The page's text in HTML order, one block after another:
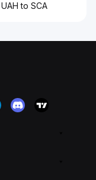
UAH to SCA